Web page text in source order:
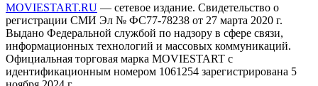
MOVIESTART.RU — сетевое издание. Свидетельство о
регистрации СМИ Эл № ФС77-78238 от 27 марта 2020 г.
Выдано Федеральной службой по надзору в сфере связи,
информационных технологий и массовых коммуникаций.
Официальная торговая марка MOVIESTART с
идентификационным номером 1061254 зарегистрирована 5